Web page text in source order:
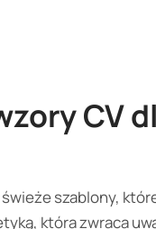
CV
szablony,
która zwraca